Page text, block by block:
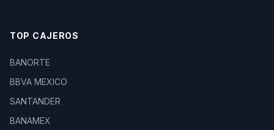
TOP CAJEROS
BANORTE
BBVA MEXICO
SANTANDER
BANAMEX